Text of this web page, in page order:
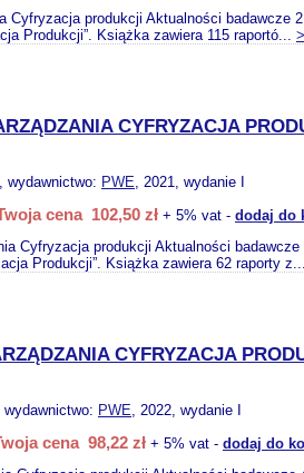
Cyfryzacja produkcji Aktualności
Produkcji”. Książka zawiera 115 raportó...
CYFRYZACJA
, wydawnictwo: PWE, 2021, wydanie I
cena 102,50 zł + 5% vat - dodaj do
Cyfryzacja produkcji Aktualności
Produkcji”. Książka zawiera 62 raporty z...
CYFRYZACJA
wydawnictwo: PWE, 2022, wydanie I
cena 98,22 zł + 5% vat - dodaj do